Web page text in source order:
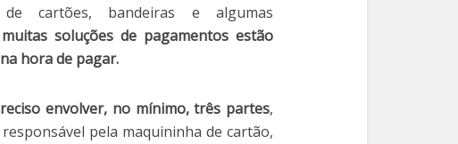
de cartões, bandeiras e algumas
muitas soluções de pagamentos estão
hora de pagar.
envolver, no mínimo, três partes,
pela maquininha de cartão,